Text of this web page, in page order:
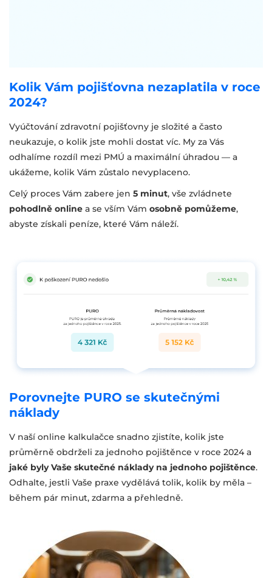
Kolik Vám pojišťovna nezaplatila v roce
2024?
Vyúčtování zdravotní pojišťovny je složité a často
neukazuje, o kolik jste mohli dostat víc. My za Vás
odhalíme rozdíl mezi PMÚ a maximální úhradou — a
ukážeme, kolik Vám zůstalo nevyplaceno.
Celý proces Vám zabere jen 5 minut, vše zvládnete
pohodlně online a se vším Vám osobně pomůžeme,
abyste získali peníze, které Vám náleží.
Porovnejte PURO se skutečnými
náklady
V naší online kalkulačce snadno zjistíte, kolik jste
průměrně obdrželi za jednoho pojištěnce v roce 2024 a
jaké byly Vaše skutečné náklady na jednoho pojištěnce.
Odhalte, jestli Vaše praxe vydělává tolik, kolik by měla –
během pár minut, zdarma a přehledně.